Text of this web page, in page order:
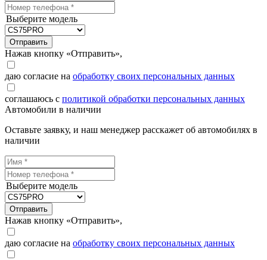
Выберите модель
Отправить
Нажав кнопку «Отправить»,
даю согласие на обработку своих персональных данных
соглашаюсь с политикой обработки персональных данных
Автомобили в наличии
Оставьте заявку, и наш менеджер расскажет об автомобилях в
наличии
Выберите модель
Отправить
Нажав кнопку «Отправить»,
даю согласие на обработку своих персональных данных